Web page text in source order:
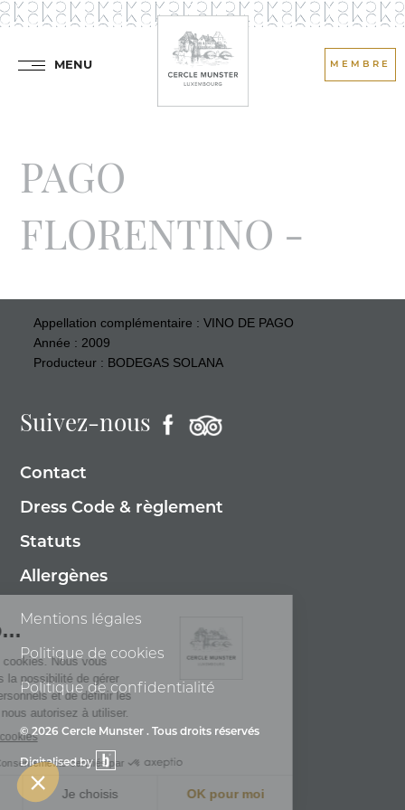
MENU MEMBRE
PAGO
FLORENTINO -
Appellation complémentaire : VINO DE PAGO
Année : 2009
Producteur : BODEGAS SOLANA
Suivez-nous
Contact
Dress Code & règlement
Statuts
Allergènes
Mentions légales
Politique de cookies
Politique de confidentialité
© 2026 Cercle Munster . Tous droits réservés
Digitalised by